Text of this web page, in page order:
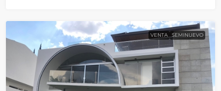
VENTA SEMINUEVO